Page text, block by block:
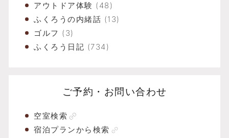
アウトドア体験 (48)
ふくろうの内緒話 (13)
ゴルフ (3)
ふくろう日記 (734)
ご予約・お問い合わせ
空室検索
宿泊プランから検索